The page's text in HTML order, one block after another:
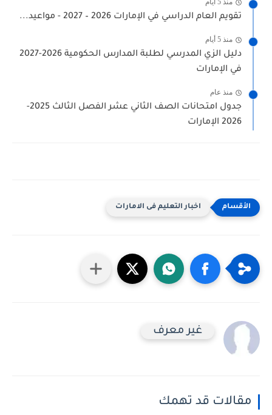
منذ 5 أيام
تقويم العام الدراسي في الإمارات 2026 – 2027 - مواعيد...
منذ 5 أيام
دليل الزي المدرسي لطلبة المدارس الحكومية 2026-2027
في الإمارات
منذ عام
جدول امتحانات الصف الثاني عشر الفصل الثالث 2025-
2026 الإمارات
اخبار التعليم فى الامارات
غير معرف
مقالات قد تهمك